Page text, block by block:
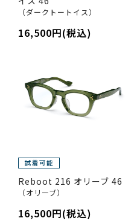
（ダークトートイス）
16,500円(税込)
Reboot 216 オリーブ 46
（オリーブ）
16,500円(税込)